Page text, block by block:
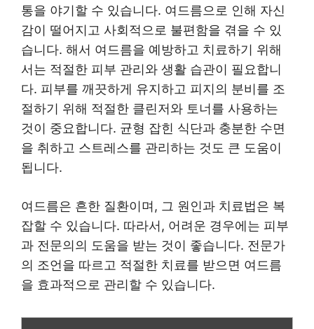
통을 야기할 수 있습니다. 여드름으로 인해 자신
감이 떨어지고 사회적으로 불편함을 겪을 수 있
습니다. 해서 여드름을 예방하고 치료하기 위해
서는 적절한 피부 관리와 생활 습관이 필요합니
다. 피부를 깨끗하게 유지하고 피지의 분비를 조
절하기 위해 적절한 클린저와 토너를 사용하는
것이 중요합니다. 균형 잡힌 식단과 충분한 수면
을 취하고 스트레스를 관리하는 것도 큰 도움이
됩니다.
여드름은 흔한 질환이며, 그 원인과 치료법은 복
잡할 수 있습니다. 따라서, 어려운 경우에는 피부
과 전문의의 도움을 받는 것이 좋습니다. 전문가
의 조언을 따르고 적절한 치료를 받으면 여드름
을 효과적으로 관리할 수 있습니다.